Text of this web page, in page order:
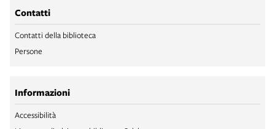
Contatti
Contatti della biblioteca
Persone
Informazioni
Accessibilità